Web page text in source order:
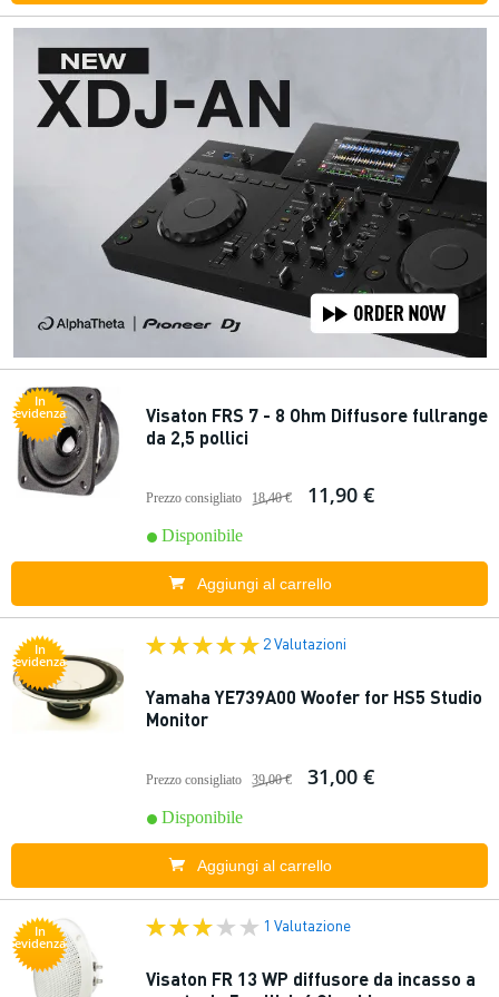
In
evidenza
Visaton FRS 7 - 8 Ohm Diffusore fullrange
da 2,5 pollici
Prezzo consigliato 18,40 € 11,90 €
Disponibile
Aggiungi al carrello
In
evidenza
2 Valutazioni
Yamaha YE739A00 Woofer for HS5 Studio
Monitor
Prezzo consigliato 39,00 € 31,00 €
Disponibile
Aggiungi al carrello
In
evidenza
1 Valutazione
Visaton FR 13 WP diffusore da incasso a